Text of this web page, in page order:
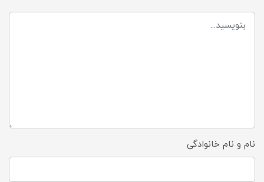
نام و نام خانوادگی